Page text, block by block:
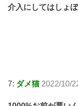
介入にしてはしょ
7: ダメ猫 2022/10/